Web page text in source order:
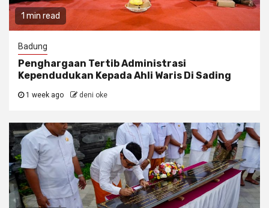
1 min read
Badung
Penghargaan Tertib Administrasi
Kependudukan Kepada Ahli Waris Di Sading
1 week ago deni oke